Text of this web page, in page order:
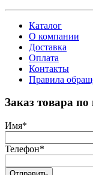
Каталог
О компании
Доставка
Оплата
Контакты
Правила
Заказ товара по
Имя*
Телефон*